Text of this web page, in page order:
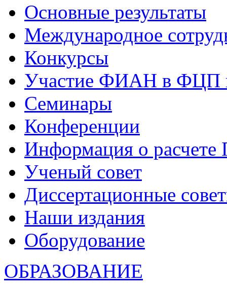
Основные результаты
Международное
Конкурсы
Участие ФИАН в ФЦП
Семинары
Конференции
Информация о
Ученый совет
Диссертационные
Наши издания
Оборудование
ОБРАЗОВАНИЕ